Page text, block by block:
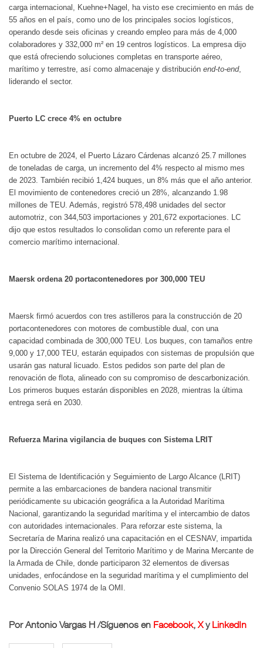
carga internacional, Kuehne+Nagel, ha visto ese crecimiento en más de
55 años en el país, como uno de los principales socios logísticos,
operando desde seis oficinas y creando empleo para más de 4,000
colaboradores y 332,000 m² en 19 centros logísticos. La empresa dijo
que está ofreciendo soluciones completas en transporte aéreo,
marítimo y terrestre, así como almacenaje y distribución end-to-end,
liderando el sector.
Puerto LC crece 4% en octubre
En octubre de 2024, el Puerto Lázaro Cárdenas alcanzó 25.7 millones
de toneladas de carga, un incremento del 4% respecto al mismo mes
de 2023. También recibió 1,424 buques, un 8% más que el año anterior.
El movimiento de contenedores creció un 28%, alcanzando 1.98
millones de TEU. Además, registró 578,498 unidades del sector
automotriz, con 344,503 importaciones y 201,672 exportaciones. LC
dijo que estos resultados lo consolidan como un referente para el
comercio marítimo internacional.
Maersk ordena 20 portacontenedores por 300,000 TEU
Maersk firmó acuerdos con tres astilleros para la construcción de 20
portacontenedores con motores de combustible dual, con una
capacidad combinada de 300,000 TEU. Los buques, con tamaños entre
9,000 y 17,000 TEU, estarán equipados con sistemas de propulsión que
usarán gas natural licuado. Estos pedidos son parte del plan de
renovación de flota, alineado con su compromiso de descarbonización.
Los primeros buques estarán disponibles en 2028, mientras la última
entrega será en 2030.
Refuerza Marina vigilancia de buques con Sistema LRIT
El Sistema de Identificación y Seguimiento de Largo Alcance (LRIT)
permite a las embarcaciones de bandera nacional transmitir
periódicamente su ubicación geográfica a la Autoridad Marítima
Nacional, garantizando la seguridad marítima y el intercambio de datos
con autoridades internacionales. Para reforzar este sistema, la
Secretaría de Marina realizó una capacitación en el CESNAV, impartida
por la Dirección General del Territorio Marítimo y de Marina Mercante de
la Armada de Chile, donde participaron 32 elementos de diversas
unidades, enfocándose en la seguridad marítima y el cumplimiento del
Convenio SOLAS 1974 de la OMI.
Por Antonio Vargas H /Síguenos en Facebook, Xy LinkedIn